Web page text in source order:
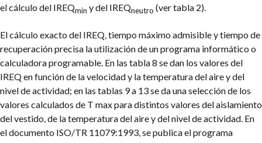
el cálculo del IREQmin y del IREQneutro (ver tabla 2).
El cálculo exacto del IREQ, tiempo máximo admisible y tiempo de
recuperación precisa la utilización de un programa informático o
calculadora programable. En las tabla 8 se dan los valores del
IREQ en función de la velocidad y la temperatura del aire y del
nivel de actividad; en las tablas 9 a 13 se da una selección de los
valores calculados de T max para distintos valores del aislamiento
del vestido, de la temperatura del aire y del nivel de actividad. En
el documento ISO/TR 11079:1993, se publica el programa